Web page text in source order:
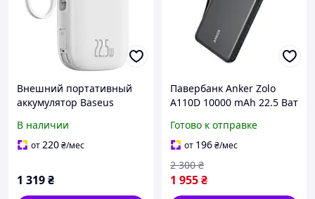
Внешний портативный
аккумулятор Baseus
10000mAh White 22.5W
(PPQD3-1022D)
В наличии
от220₴/мес
1 319₴
Павербанк Anker Zolo
A110D 10000 mAh 22.5 Ват
Портативный внешний
аккумулятор Powerbank
для телефона
Готово к отправке
от 196₴/мес
1 955₴
2 300 ₴